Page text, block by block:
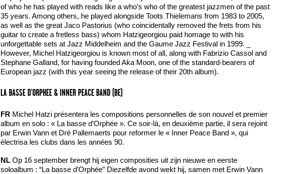
of who he has played with reads like a who’s who of the greatest jazzmen of the past
35 years. Among others, he played alongside Toots Thielemans from 1983 to 2005,
as well as the great Jaco Pastorius (who coincidentally removed the frets from his
guitar to create a fretless bass) whom Hatzigeorgiou paid homage to with his
unforgettable sets at Jazz Middelheim and the Gaume Jazz Festival in 1999. _
However, Michel Hatzigeorgiou is known most of all, along with Fabrizio Cassol and
Stephane Galland, for having founded Aka Moon, one of the standard-bearers of
European jazz (with this year seeing the release of their 20th album).
LA BASSE D’ORPHEE & INNER PEACE BAND (BE)
FR Michel Hatzi présentera les compositions personnelles de son nouvel et premier
album en solo : « La basse d’Orphée ». Ce soir-là, en deuxième partie, il sera rejoint
par Erwin Vann et Dré Pallemaerts pour reformer le « Inner Peace Band », qui
électrisa les clubs dans les années 90.
NL Op 16 september brengt hij eigen composities uit zijn nieuwe en eerste
soloalbum : “La basse d’Orphée” Diezelfde avond wekt hij, samen met Erwin Vann